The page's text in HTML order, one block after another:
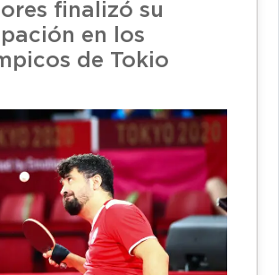
finalizó su
en los
de Tokio